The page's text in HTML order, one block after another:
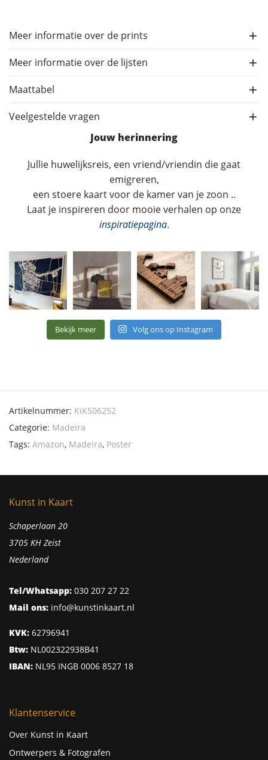
Meer informatie over de prints
Meer informatie over de lijsten
Maattabel
Veelgestelde vragen
Jouw herinnering
Jullie huwelijksreis, een vriend/vriendin die gaat
emigreren,
een stoere kaart voor de kamer van je zoon ..
Laat je inspireren door mooie verhalen op onze
inspiratiepagina.
Bekijk meer Volg ons op Instagram
Artikelnummer: KiK506252
Categorie: Madeira
Tags: Amazon, Madeira, Poster
Kunst in Kaart
Schaperlaan 20
3705 KH Zeist
Nederland
Tel/Whatsapp: 030 207 27 22
Mail ons: info@kunstinkaart.nl
KVK: 62796941
Btw: NL002322938B41
IBAN: NL95 INGB 0006 8527 18
Klantenservice
Over Kunst in Kaart
Ontwerpers & Fotografen